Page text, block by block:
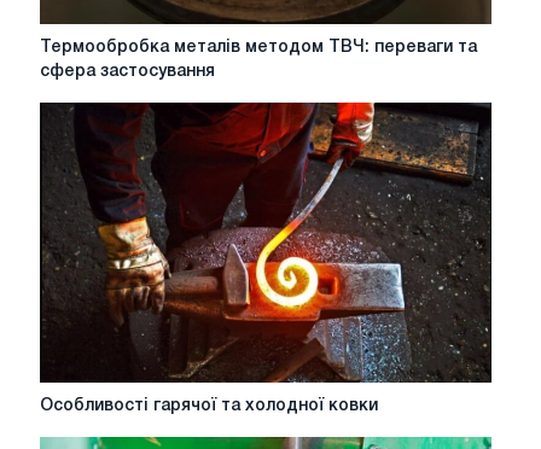
Термообробка
металів
ТВЧ:
переваги
сфера
застосування
Термообробка металів методом ТВЧ: переваги та
сфера застосування
Особливості
Особливості гарячої та холодної ковки